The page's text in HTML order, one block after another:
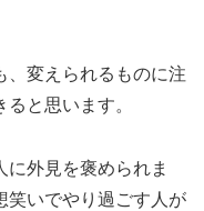
、変えられるものに注
と思います。
外見を褒められま
笑いでやり過ごす人が